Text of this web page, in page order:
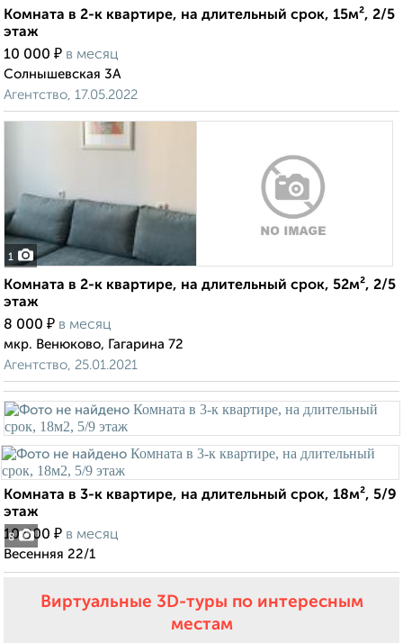
Комната в 2-к квартире, на длительный срок, 15м², 2/5
этаж
10 000 ₽ в месяц
Солнышевская 3А
Агентство, 17.05.2022
1
Комната в 2-к квартире, на длительный срок, 52м², 2/5
этаж
8 000 ₽ в месяц
мкр. Венюково, Гагарина 72
Агентство, 25.01.2021
8
Комната в 3-к квартире, на длительный срок, 18м², 5/9
этаж
10 000 ₽ в месяц
Весенняя 22/1
Виртуальные 3D-туры по интересным
местам